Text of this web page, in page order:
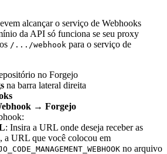
alcançar o serviço de Webhooks
da API só funciona se seu proxy
/.../webhook para o serviço de
no Forgejo
na barra lateral direita
→ Forgejo
: Insira a URL onde deseja receber as
a URL que você colocou em
no arquivo